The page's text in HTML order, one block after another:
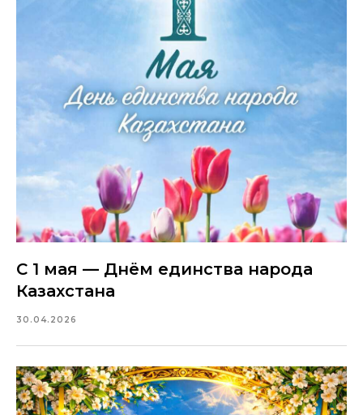
С 1 мая — Днём единства народа
Казахстана
30.04.2026